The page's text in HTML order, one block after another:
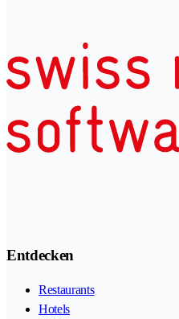
Entdecken
Restaurants
Hotels